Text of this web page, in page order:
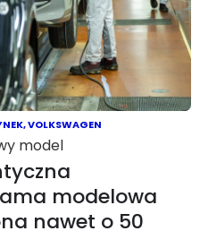
,VOLKSWAGEN
model
modelowa
nawet o 50